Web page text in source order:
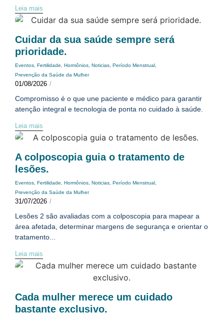
Leia mais
Cuidar da sua saúde sempre será
prioridade.
Eventos Fertilidade Hormônios Noticias Período Menstrual
Prevenção da Saúde da Mulher
01/08/2026 /
Compromisso é o que une paciente e médico para garantir
atenção integral e tecnologia de ponta no cuidado à saúde.
Leia mais
A colposcopia guia o tratamento de
lesões.
Eventos Fertilidade Hormônios Noticias Período Menstrual
Prevenção da Saúde da Mulher
31/07/2026 /
Lesões 2 são avaliadas com a colposcopia para mapear a
área afetada, determinar margens de segurança e orientar o
tratamento...
Leia mais
Cada mulher merece um cuidado
bastante exclusivo.